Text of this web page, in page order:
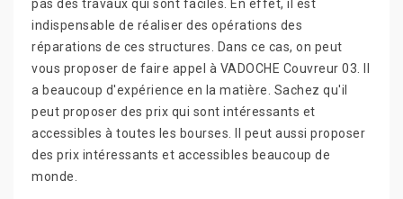
pas des travaux qui sont faciles. En effet, il est
indispensable de réaliser des opérations des
réparations de ces structures. Dans ce cas, on peut
vous proposer de faire appel à VADOCHE Couvreur 03. Il
a beaucoup d'expérience en la matière. Sachez qu'il
peut proposer des prix qui sont intéressants et
accessibles à toutes les bourses. Il peut aussi proposer
des prix intéressants et accessibles beaucoup de
monde.